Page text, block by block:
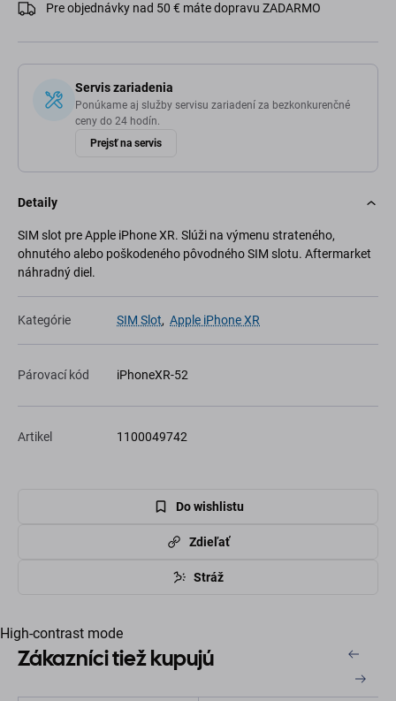
Pre objednávky nad 50 € máte dopravu ZADARMO
Servis zariadenia
Ponúkame aj služby servisu zariadení za bezkonkurenčné
ceny do 24 hodín.
Prejsť na servis
Detaily
SIM slot pre Apple iPhone XR. Slúži na výmenu strateného,
ohnutého alebo poškodeného pôvodného SIM slotu. Aftermarket
náhradný diel.
Kategórie SIM Slot, Apple iPhone XR
Párovací kód iPhoneXR-52
Artikel 1100049742
Do wishlistu
Zdieľať
Stráž
High-contrast mode
Zákazníci tiež kupujú